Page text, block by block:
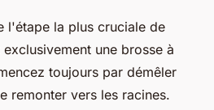
l'étape la plus cruciale de
une brosse à
toujours par démêler
remonter vers les racines.